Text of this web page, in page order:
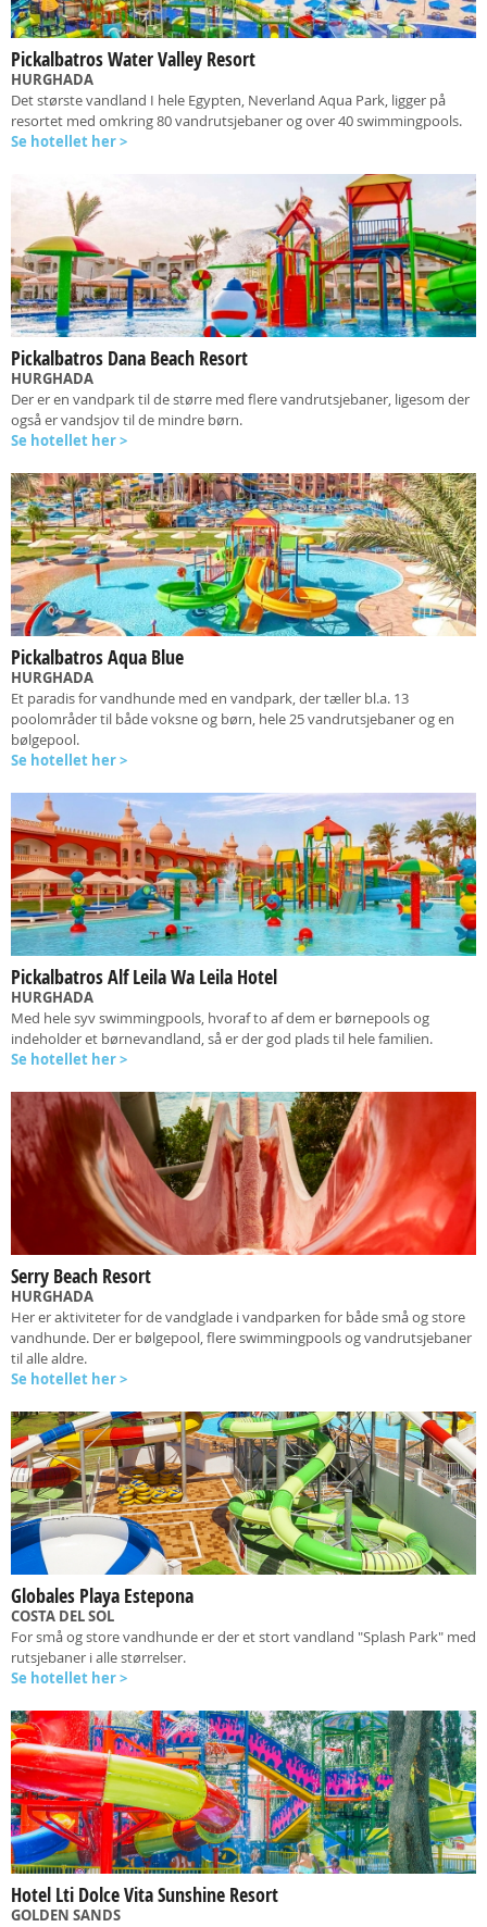
Pickalbatros Water Valley Resort
HURGHADA
Det største vandland I hele Egypten, Neverland Aqua Park, ligger på
resortet med omkring 80 vandrutsjebaner og over 40 swimmingpools.
Se hotellet her >
Pickalbatros Dana Beach Resort
HURGHADA
Der er en vandpark til de større med flere vandrutsjebaner, ligesom der
også er vandsjov til de mindre børn.
Se hotellet her >
Pickalbatros Aqua Blue
HURGHADA
Et paradis for vandhunde med en vandpark, der tæller bl.a. 13
poolområder til både voksne og børn, hele 25 vandrutsjebaner og en
bølgepool.
Se hotellet her >
Pickalbatros Alf Leila Wa Leila Hotel
HURGHADA
Med hele syv swimmingpools, hvoraf to af dem er børnepools og
indeholder et børnevandland, så er der god plads til hele familien.
Se hotellet her >
Serry Beach Resort
HURGHADA
Her er aktiviteter for de vandglade i vandparken for både små og store
vandhunde. Der er bølgepool, flere swimmingpools og vandrutsjebaner
til alle aldre.
Se hotellet her >
Globales Playa Estepona
COSTA DEL SOL
For små og store vandhunde er der et stort vandland "Splash Park" med
rutsjebaner i alle størrelser.
Se hotellet her >
Hotel Lti Dolce Vita Sunshine Resort
GOLDEN SANDS